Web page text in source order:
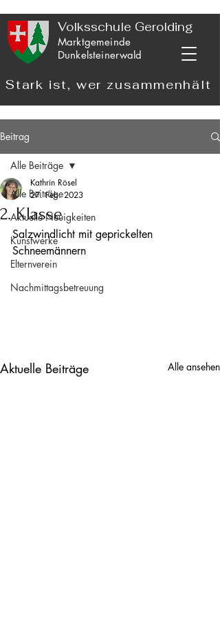
Volksschule Gerolding
Marktgemeinde
Dunkelsteinerwald
Stark ist, wer zusammenhält
Beitrag
Alle Beiträge
Aktuelle Neuigkeiten
Kunstwerke
Elternverein
Nachmittagsbetreuung
Alle Beiträge
2. Klasse
Kathrin Rösel
27. Feb. 2023
Salzwindlicht mit geprickelten
Schneemännern
Aktuelle Beiträge Alle ansehen